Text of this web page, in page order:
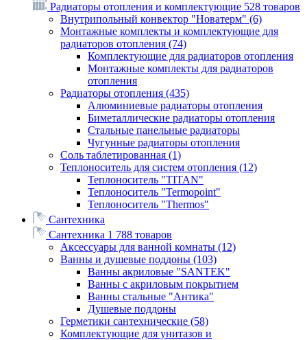
Радиаторы отопления и комплектующие 528 товаров
Внутрипольный конвектор "Новатерм" (6)
Монтажные комплекты и комплектующие для
радиаторов отопления (74)
Комплектующие для радиаторов отопления
Монтажные комплекты для радиаторов
отопления
Радиаторы отопления (435)
Алюминиевые радиаторы отопления
Биметаллические радиаторы отопления
Стальные панельные радиаторы
Чугунные радиаторы отопления
Соль таблетированная (1)
Теплоноситель для систем отопления (12)
Теплоноситель "TITAN"
Теплоноситель "Termopoint"
Теплоноситель "Thermos"
Сантехника
Сантехника 1 788 товаров
Аксессуары для ванной комнаты (12)
Ванны и душевые поддоны (103)
Ванны акриловые "SANTEK"
Ванны с акриловым покрытием
Ванны стальные "Антика"
Душевые поддоны
Герметики сантехнические (58)
Комплектующие для унитазов и